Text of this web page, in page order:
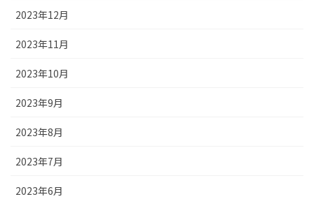
2023年12月
2023年11月
2023年10月
2023年9月
2023年8月
2023年7月
2023年6月